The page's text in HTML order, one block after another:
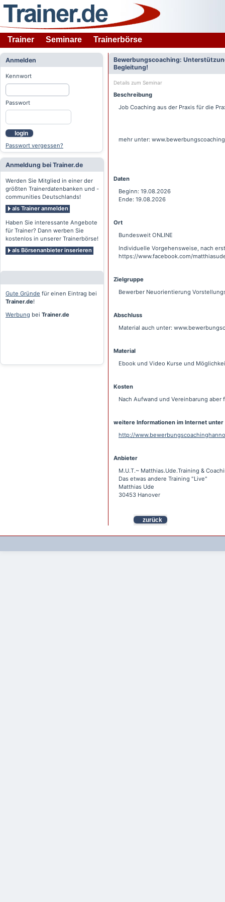
Trainer Seminare Trainerbörse
Anmelden
Kennwort
Passwort
login
Passwort vergessen?
Anmeldung bei Trainer.de
Werden Sie Mitglied in einer der
größten Trainerdatenbanken und -
communities Deutschlands!
als Trainer anmelden
Haben Sie interessante Angebote
für Trainer? Dann werben Sie
kostenlos in unserer Trainerbörse!
als Börsenanbieter inserieren
Gute Gründe für einen Eintrag bei
Trainer.de!
Werbung bei Trainer.de
Bewerbungscoaching:
Begleitung!
Details zum Seminar
Beschreibung
Job Coaching aus der Praxis für die
mehr unter:
Daten
Beginn: 19.08.2026
Ende: 19.08.2026
Ort
Bundesweit ONLINE
Individuelle Vorgehensweise, nach
https://www.facebook.com/
Zielgruppe
Bewerber Neuorientierung
Abschluss
Material auch unter:
Material
Ebook und Video Kurse und
Kosten
Nach Aufwand und Vereinbarung aber
weitere Informationen im Internet unter
http://
Anbieter
M.U.T.~ Matthias.Ude.Training &
Das etwas andere Training "Live"
Matthias Ude
30453 Hanover
zurück